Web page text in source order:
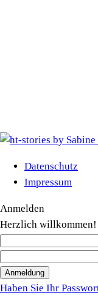
Datenschutz
Impressum
Anmelden
Herzlich willkommen!
Haben Sie Ihr